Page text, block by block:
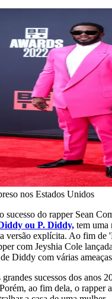
nos Estados Unidos
sucesso do rapper Sean
ou P. Diddy, tem uma
versão explícita. Ao fim de
com Jeyshia Cole
Diddy com várias
sucessos dos anos
ao fim dela, o rapper